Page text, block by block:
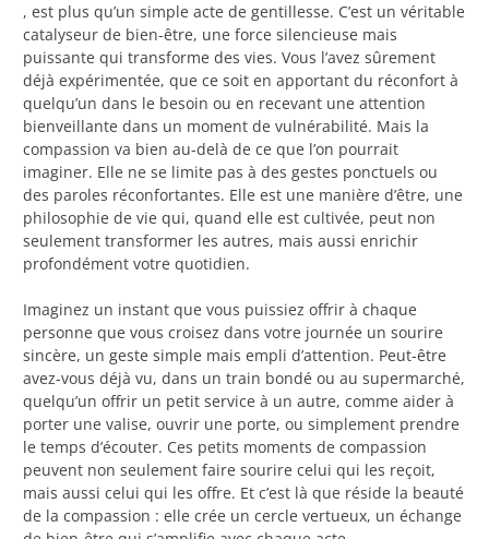
, est plus qu’un simple acte de gentillesse. C’est un véritable
catalyseur de bien-être, une force silencieuse mais
puissante qui transforme des vies. Vous l’avez sûrement
déjà expérimentée, que ce soit en apportant du réconfort à
quelqu’un dans le besoin ou en recevant une attention
bienveillante dans un moment de vulnérabilité. Mais la
compassion va bien au-delà de ce que l’on pourrait
imaginer. Elle ne se limite pas à des gestes ponctuels ou
des paroles réconfortantes. Elle est une manière d’être, une
philosophie de vie qui, quand elle est cultivée, peut non
seulement transformer les autres, mais aussi enrichir
profondément votre quotidien.
Imaginez un instant que vous puissiez offrir à chaque
personne que vous croisez dans votre journée un sourire
sincère, un geste simple mais empli d’attention. Peut-être
avez-vous déjà vu, dans un train bondé ou au supermarché,
quelqu’un offrir un petit service à un autre, comme aider à
porter une valise, ouvrir une porte, ou simplement prendre
le temps d’écouter. Ces petits moments de compassion
peuvent non seulement faire sourire celui qui les reçoit,
mais aussi celui qui les offre. Et c’est là que réside la beauté
de la compassion : elle crée un cercle vertueux, un échange